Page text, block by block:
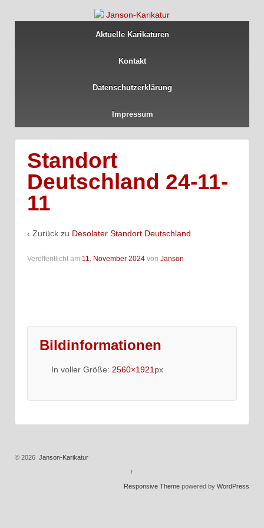
Aktuelle Karikaturen
Kontakt
Datenschutzerklärung
Impressum
Standort
Deutschland 24-11-
11
‹ Zurück zu Desolater Standort Deutschland
Veröffentlicht am 11. November 2024 von Janson
Bildinformationen
In voller Größe: 2560×1921 px
© 2026 Janson-Karikatur
↑
Responsive Theme powered by WordPress